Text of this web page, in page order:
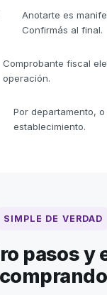
Anotarte es
Confirmás al final.
Comprobante fiscal
operación.
Por departamento,
establecimiento.
SIMPLE DE VERDAD
pasos y
comprando